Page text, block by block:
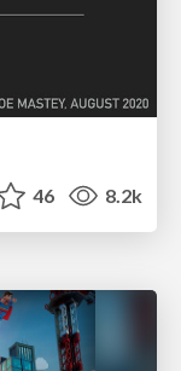
46 8.2k